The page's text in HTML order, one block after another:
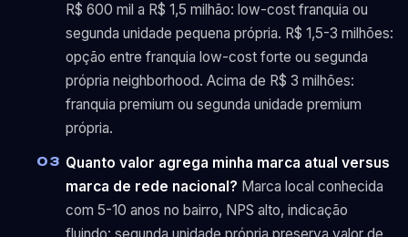
R$ 600 mil a R$ 1,5 milhão: low-cost franquia ou
segunda unidade pequena própria. R$ 1,5-3 milhões:
opção entre franquia low-cost forte ou segunda
própria neighborhood. Acima de R$ 3 milhões:
franquia premium ou segunda unidade premium
própria.
Quanto valor agrega minha marca atual versus
marca de rede nacional? Marca local conhecida
com 5-10 anos no bairro, NPS alto, indicação